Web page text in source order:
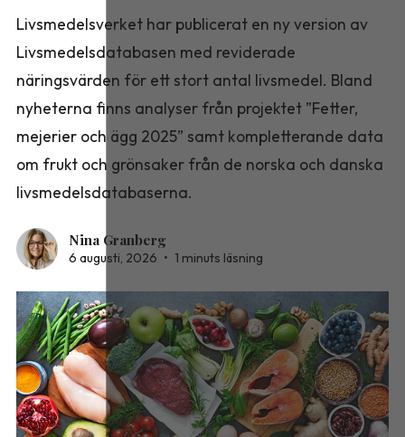
Livsmedelsverket har publicerat en ny version av
Livsmedelsdatabasen med reviderade
näringsvärden för ett stort antal livsmedel. Bland
nyheterna finns analyser från projektet ”Fetter,
mejerier och ägg 2025” samt kompletterande data
om frukt och grönsaker från de norska och danska
livsmedelsdatabaserna.
Nina Granberg
6 augusti, 2026 • 1 minuts läsning